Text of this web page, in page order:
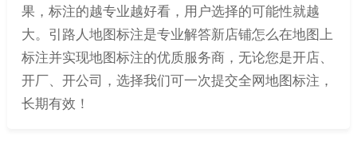
果，标注的越专业越好看，用户选择的可能性就越
大。引路人地图标注是专业解答新店铺怎么在地图上
标注并实现地图标注的优质服务商，无论您是开店、
开厂、开公司，选择我们可一次提交全网地图标注，
长期有效！